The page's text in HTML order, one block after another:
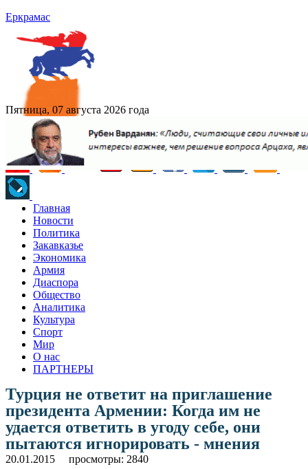
Еркрамас
Пятница, 07 августа 2026 года
Главная
Новости
Политика
Закавказье
Экономика
Армия
Диаспора
Общество
Аналитика
Культура
Спорт
Мир
О нас
ПАРТНЕРЫ
Турция не ответит на приглашение
президента Армении: Когда им не
удается ответить в угоду себе, они
пытаются игнорировать - мнения
20.01.2015 просмотры: 2840